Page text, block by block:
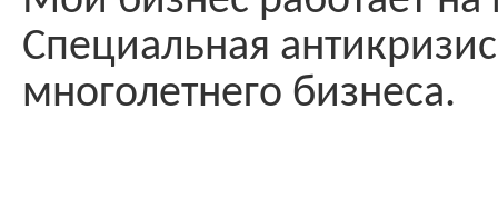
Специальная
многолетнего бизнеса.